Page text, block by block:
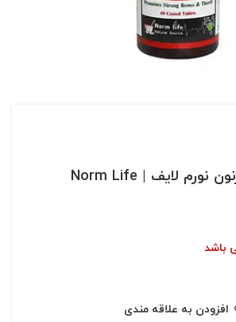
قرص کلسی ژنون نورم لایف | Norm Life
باشد
افزودن به علاقه مندی